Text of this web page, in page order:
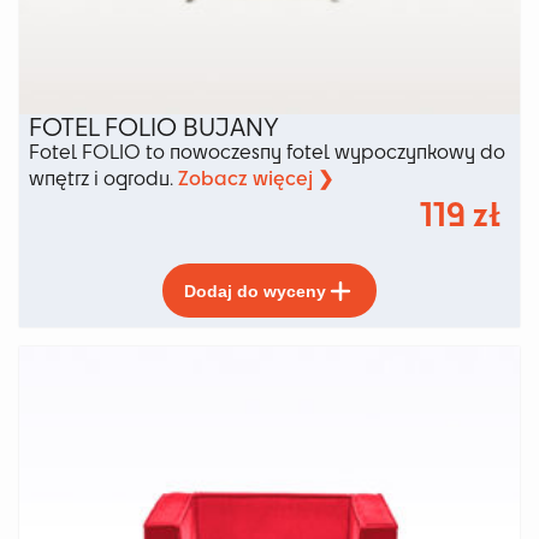
FOTEL FOLIO BUJANY
Fotel FOLIO to nowoczesny fotel wypoczynkowy do
wnętrz i ogrodu.Zobacz więcej ❯
119 zł
Dodaj do wyceny
produkt
ma
stronie
produktu